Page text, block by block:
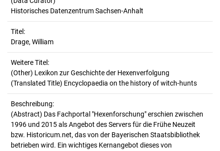
Historisches Datenzentrum Sachsen-Anhalt
Titel:
Drage, William
Weitere Titel:
(Other) Lexikon zur Geschichte der Hexenverfolgung
(Translated Title) Encyclopaedia on the history of witch-hunts
Beschreibung:
(Abstract) Das Fachportal "Hexenforschung" erschien zwischen
1996 und 2015 als Angebot des Servers für die Frühe Neuzeit
bzw. Historicum.net, das von der Bayerischen Staatsbibliothek
betrieben wird. Ein wichtiges Kernangebot dieses von